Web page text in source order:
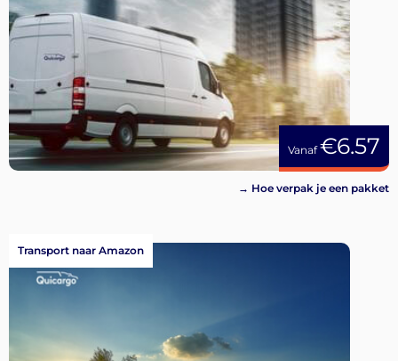
Vanaf€6.57
→ Hoe verpak je een pakket
Transport naar Amazon